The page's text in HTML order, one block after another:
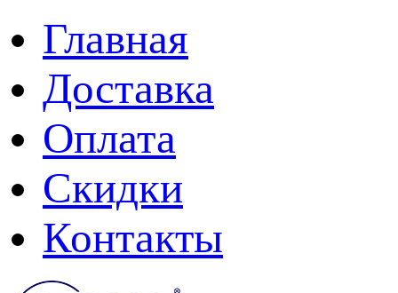
Главная
Доставка
Оплата
Скидки
Контакты